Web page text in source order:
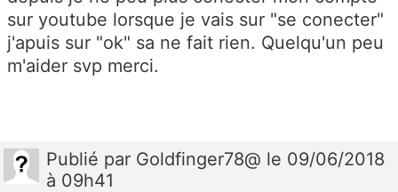
sur youtube lorsque je vais sur "se conecter"
j'apuis sur "ok" sa ne fait rien. Quelqu'un peu
m'aider svp merci.
Publié par Goldfinger78@ le 09/06/2018
à 09h41